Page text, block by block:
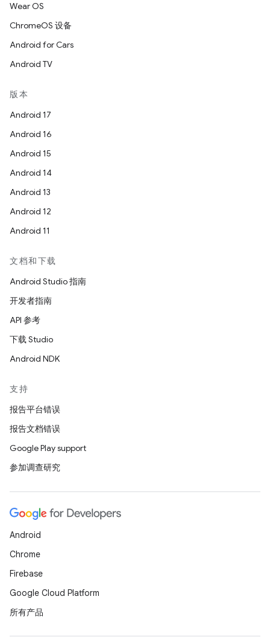
Wear OS
ChromeOS 设备
Android for Cars
Android TV
版本
Android 17
Android 16
Android 15
Android 14
Android 13
Android 12
Android 11
文档和下载
Android Studio 指南
开发者指南
API 参考
下载 Studio
Android NDK
支持
报告平台错误
报告文档错误
Google Play support
参加调查研究
Android
Chrome
Firebase
Google Cloud Platform
所有产品